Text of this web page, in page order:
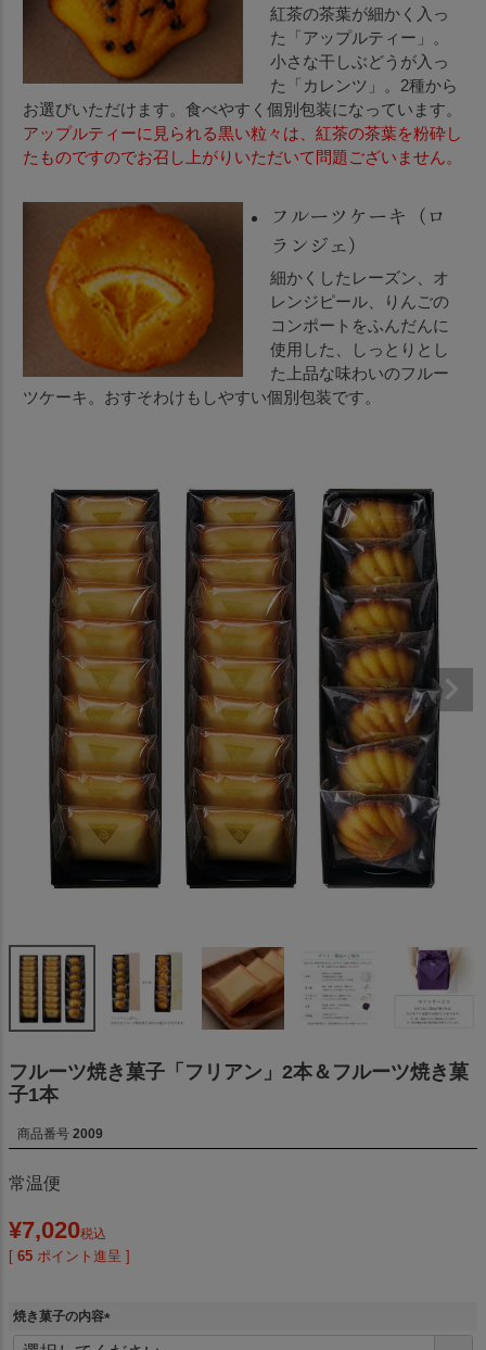
紅茶の茶葉が細かく入っ
た「アップルティー」。
小さな干しぶどうが入っ
た「カレンツ」。2種から
お選びいただけます。食べやすく個別包装になっています。
アップルティーに見られる黒い粒々は、紅茶の茶葉を粉砕し
たものですのでお召し上がりいただいて問題ございません。
フルーツケーキ（ロ
ランジェ）
細かくしたレーズン、オ
レンジピール、りんごの
コンポートをふんだんに
使用した、しっとりとし
た上品な味わいのフルー
ツケーキ。おすそわけもしやすい個別包装です。
フルーツ焼き菓子「フリアン」2本＆フルーツ焼き菓
子1本
商品番号 2009
常温便
¥7,020税込
[ 65 ポイント進呈 ]
焼き菓子の内容
(